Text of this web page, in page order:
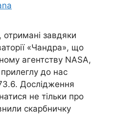
завдяки
«Чандра», що
агентству NASA,
до нас
Дослідження
не тільки про
скарбничку